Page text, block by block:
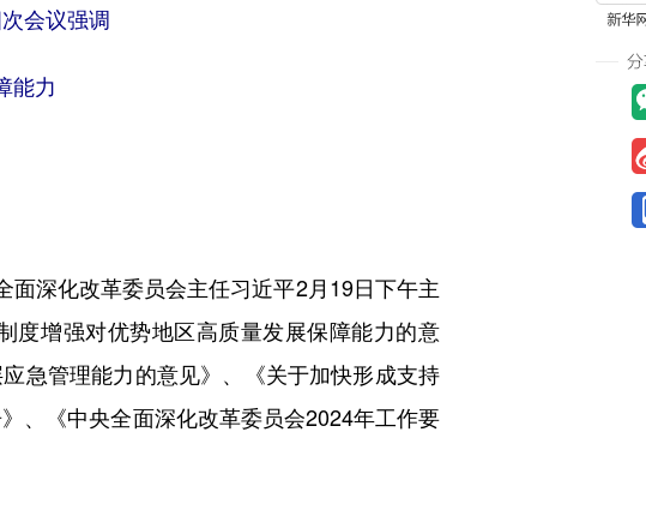
会议强调
能力
深化改革委员会主任习近平2月19日下午主
度增强对优势地区高质量发展保障能力的意
急管理能力的意见》、《关于加快形成支持
、《中央全面深化改革委员会2024年工作要